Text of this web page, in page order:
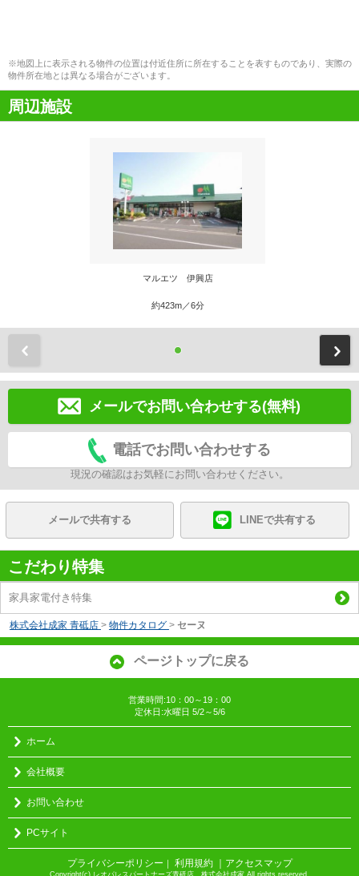
※地図上に表示される物件の位置は付近住所に所在することを表すものであり、実際の
物件所在地とは異なる場合がございます。
周辺施設
マルエツ 伊興店
約423m／6分
メールでお問い合わせする(無料)
電話でお問い合わせする
現況の確認はお気軽にお問い合わせください。
メールで共有する LINEで共有する
こだわり特集
家具家電付き特集
株式会社成家 青砥店 > 物件カタログ > セーヌ
ページトップに戻る
営業時間:10：00～19：00
定休日:水曜日 5/2～5/6
ホーム
会社概要
お問い合わせ
PCサイト
プライバシーポリシー 利用規約 ｜アクセスマップ